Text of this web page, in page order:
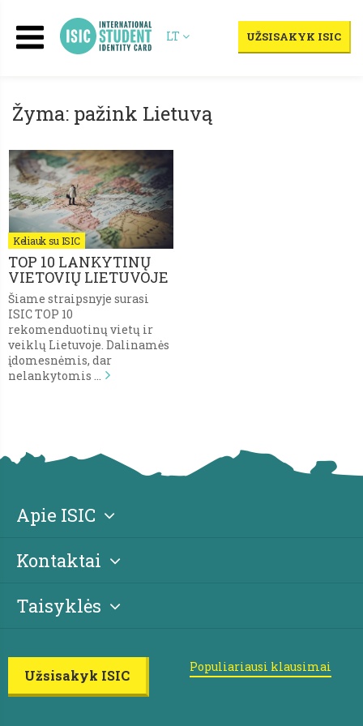
LT UŽSISAKYK ISIC
Žyma: pažink Lietuvą
Keliauk su ISIC
TOP 10 LANKYTINŲ
VIETOVIŲ LIETUVOJE
Šiame straipsnyje surasi
ISIC TOP 10
rekomenduotinų vietų ir
veiklų Lietuvoje. Dalinamės
įdomesnėmis, dar
nelankytomis …
Apie ISIC
Kontaktai
Taisyklės
Užsisakyk ISIC
Populiariausi klausimai